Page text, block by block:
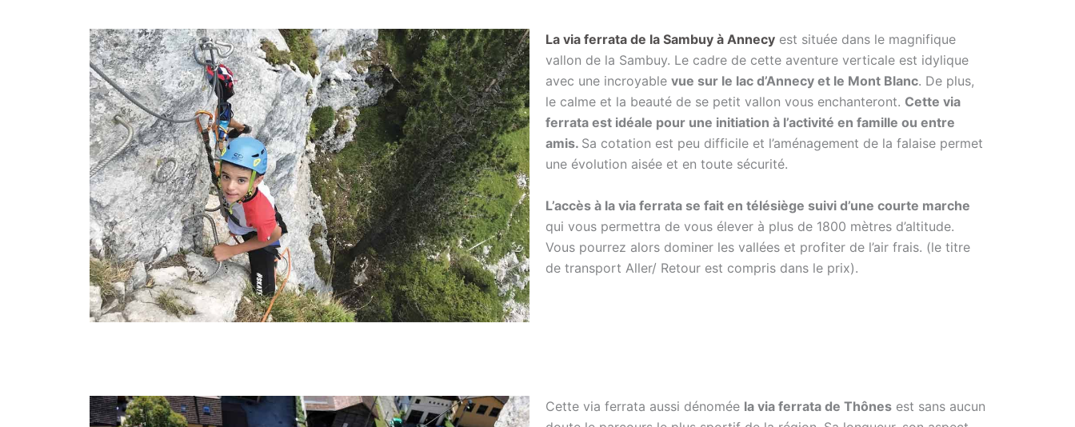
La via ferrata de la Sambuy à Annecy est située dans le magnifique
vallon de la Sambuy. Le cadre de cette aventure verticale est idylique
avec une incroyable vue sur le lac d’Annecy et le Mont Blanc. De plus,
le calme et la beauté de se petit vallon vous enchanteront. Cette via
ferrata est idéale pour une initiation à l’activité en famille ou entre
amis. Sa cotation est peu difficile et l’aménagement de la falaise permet
une évolution aisée et en toute sécurité.
L’accès à la via ferrata se fait en télésiège suivi d’une courte marche
qui vous permettra de vous élever à plus de 1800 mètres d’altitude.
Vous pourrez alors dominer les vallées et profiter de l’air frais. (le titre
de transport Aller/ Retour est compris dans le prix).
Cette via ferrata aussi dénomée la via ferrata de Thônes est sans aucun